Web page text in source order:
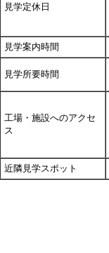
見学定休日
見学案内時間
見学所要時間
工場・施設へのアクセ
ス
近隣見学スポット